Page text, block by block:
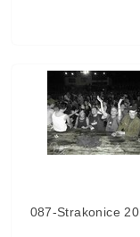
087-Strakonice